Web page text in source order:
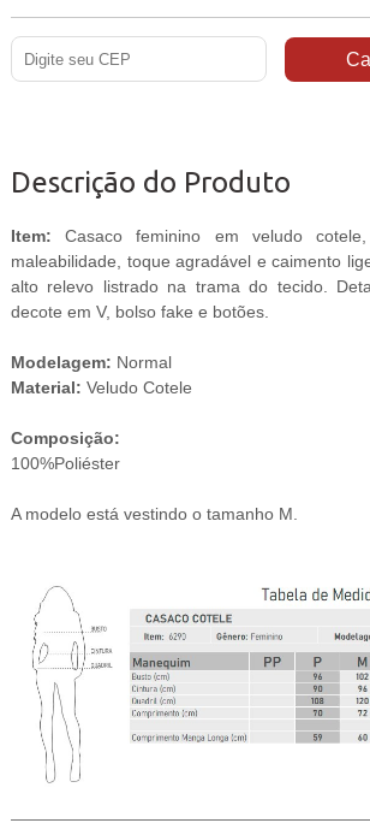
Descrição do Produto
Item: Casaco feminino em veludo
maleabilidade, toque agradável e caimento
alto relevo listrado na trama do tecido.
decote em V, bolso fake e botões.
Modelagem: Normal
Material: Veludo Cotele
Composição:
100%Poliéster
A modelo está vestindo o tamanho M.